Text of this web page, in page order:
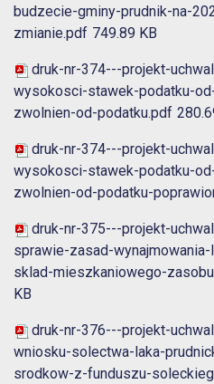
budzecie-gminy-prudnik-na-
zmianie.pdf 749.89 KB
druk-nr-374---projekt-
wysokosci-stawek-podatku-
zwolnien-od-podatku.pdf
druk-nr-374---projekt-
wysokosci-stawek-podatku-
zwolnien-od-podatku-
druk-nr-375---projekt-
sprawie-zasad-
sklad-mieszkaniowego-
KB
druk-nr-376---projekt-
wniosku-solectwa-laka-
srodkow-z-funduszu-